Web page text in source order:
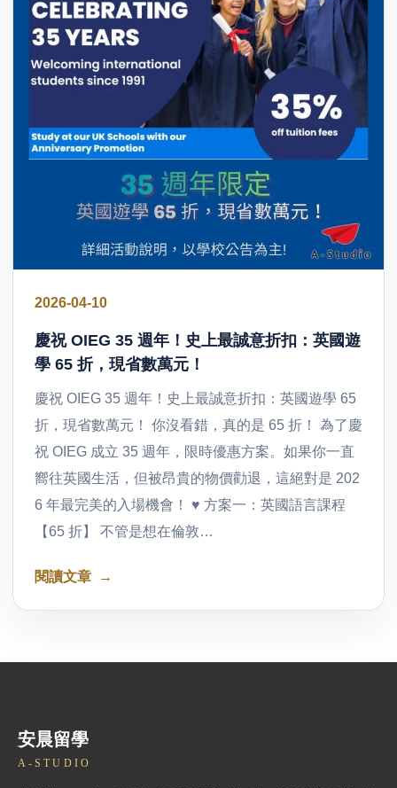
2026-04-10
慶祝 OIEG 35 週年！史上最誠意折扣：英國遊
學 65 折，現省數萬元！
慶祝 OIEG 35 週年！史上最誠意折扣：英國遊學 65
折，現省數萬元！ 你沒看錯，真的是 65 折！ 為了慶
祝 OIEG 成立 35 週年，限時優惠方案。如果你一直
嚮往英國生活，但被昂貴的物價勸退，這絕對是 202
6 年最完美的入場機會！ ♥ 方案一：英國語言課程
【65 折】 不管是想在倫敦…
閱讀文章
安晨留學
A-STUDIO